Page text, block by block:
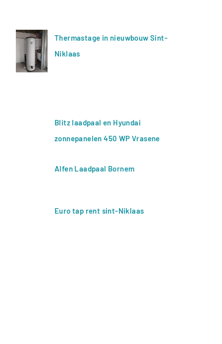
Thermastage in nieuwbouw Sint-
Niklaas
Blitz laadpaal en Hyundai
zonnepanelen 450 WP Vrasene
Alfen Laadpaal Bornem
Euro tap rent sint-Niklaas